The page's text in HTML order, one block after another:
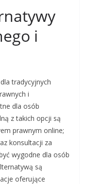
i
tradycyjnych
i
dla osób
z takich opcji są
prawnym online;
konsultacji za
wygodne dla osób
są
oferujące